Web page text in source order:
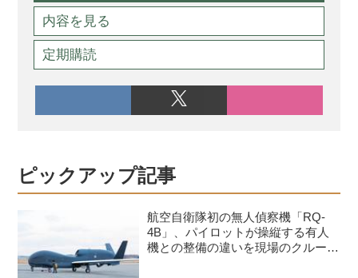
内容を見る
定期購読
ピックアップ記事
航空自衛隊初の無人偵察機「RQ-
4B」、パイロットが操縦する有人
機との整備の違いを現場のクルーが